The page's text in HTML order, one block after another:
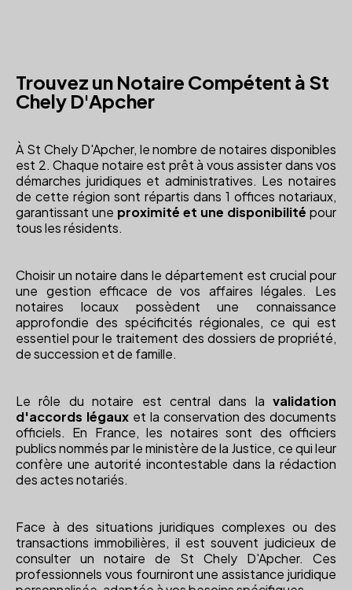
Trouvez un Notaire Compétent à St
Chely D'Apcher
À St Chely D'Apcher, le nombre de notaires disponibles
est 2. Chaque notaire est prêt à vous assister dans vos
démarches juridiques et administratives. Les notaires
de cette région sont répartis dans 1 offices notariaux,
garantissant une proximité et une disponibilité pour
tous les résidents.
Choisir un notaire dans le département est crucial pour
une gestion efficace de vos affaires légales. Les
notaires locaux possèdent une connaissance
approfondie des spécificités régionales, ce qui est
essentiel pour le traitement des dossiers de propriété,
de succession et de famille.
Le rôle du notaire est central dans la validation
d'accords légaux et la conservation des documents
officiels. En France, les notaires sont des officiers
publics nommés par le ministère de la Justice, ce qui leur
confère une autorité incontestable dans la rédaction
des actes notariés.
Face à des situations juridiques complexes ou des
transactions immobilières, il est souvent judicieux de
consulter un notaire de St Chely D'Apcher. Ces
professionnels vous fourniront une assistance juridique